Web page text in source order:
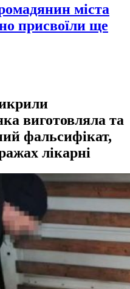
міста
присвоїли ще
виготовляла та
фальсифікат,
лікарні